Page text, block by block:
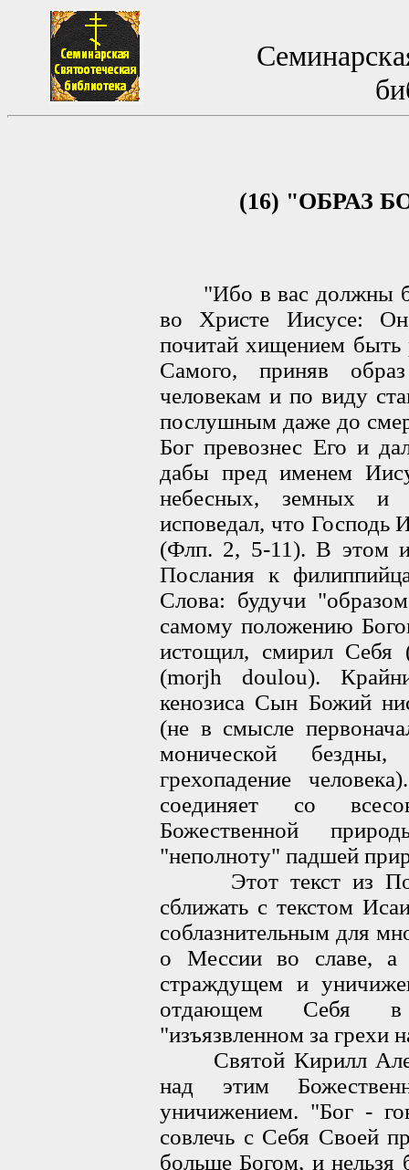
(16) "ОБРАЗ
"Ибо в вас должны
во Христе Иисусе:
почитай хищением
Самого, приняв
человекам и по виду
послушным даже до
Бог превознес Его и
дабы пред именем
небесных, земных и
исповедал, что Господь
(Флп. 2, 5-11). В этом
Послания к
Слова: будучи
самому положению
истощил, смирил Себя
(morjh doulou).
кенозиса Сын Божий
(не в смысле
монической бездны,
грехопадение
соединяет со
Божественной
"неполноту" падшей
Этот текст из
сближать с текстом
соблазнительным для
о Мессии во славе,
страждущем и
отдающем Себя в
"изъязвленном за грехи
Святой Кирилл
над этим
уничижением. "Бог -
совлечь с Себя Своей
больше Богом, и